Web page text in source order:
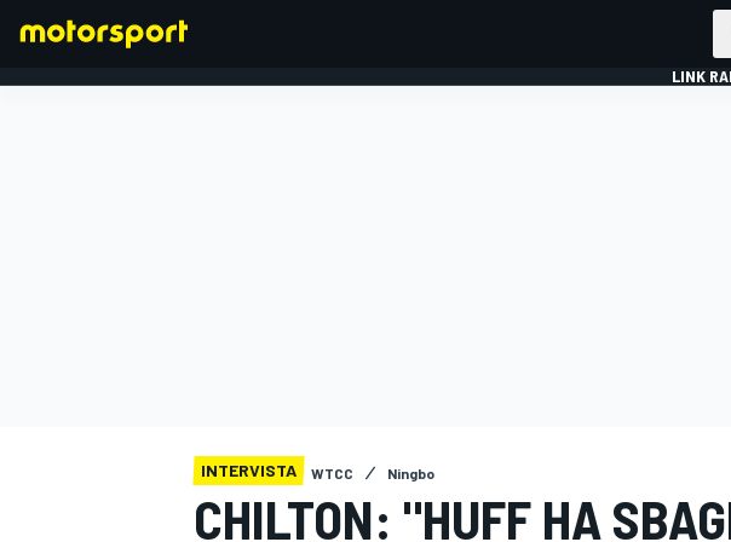
LINK
INTERVISTA WTCC Ningbo
CHILTON: "HUFF HA